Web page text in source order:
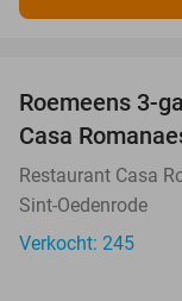
Roemeens 3-
Casa
Restaurant Casa
Sint-Oedenrode
Verkocht: 245